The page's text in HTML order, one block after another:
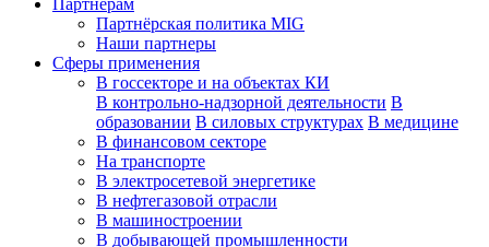
Партнёрам
Партнёрская политика MIG
Наши партнеры
Сферы применения
В госсекторе и на объектах КИ
В контрольно-надзорной деятельности В
образовании В силовых структурах В медицине
В финансовом секторе
На транспорте
В электросетевой энергетике
В нефтегазовой отрасли
В машиностроении
В добывающей промышленности